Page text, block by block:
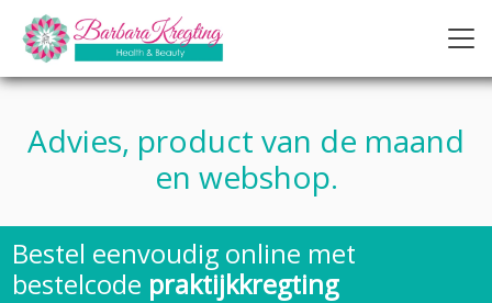
Advies, product van de maand
en webshop.
Bestel eenvoudig online met
bestelcode praktijkkregting